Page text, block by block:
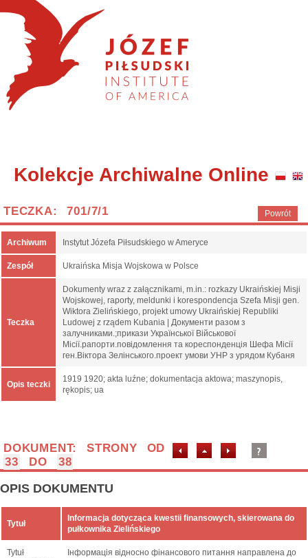
Kolekcje Archiwalne Online
Powrót
TECZKA: 701/7/1
Archiwum Instytut Józefa Piłsudskiego w Ameryce
Zespół Ukraińska Misja Wojskowa w Polsce
Teczka
Dokumenty wraz z załącznikami, m.in.: rozkazy Ukraińskiej Misji
Wojskowej, raporty, meldunki i korespondencja Szefa Misji gen.
Wiktora Zielińskiego, projekt umowy Ukraińskiej Republiki
Ludowej z rządem Kubania | Документи разом з
залучниками.;прикази Української Військової
Місії.рапорти.повідомлення та кореспонденція Шефа Місії
ген.Віктора Зелінського.проект умови УНР з урядом Кубаня
Opis teczki
1919 1920; akta luźne; dokumentacja aktowa; maszynopis,
rękopis; ua
DOKUMENT: STRONY OD
33
DO 38
OPIS DOKUMENTU
Tytuł
Informacja dotycząca kwestii finansowych, skierowana do
pułkownika Zielińskiego
Tytuł
Інформація відносно фінансового питання направлена до